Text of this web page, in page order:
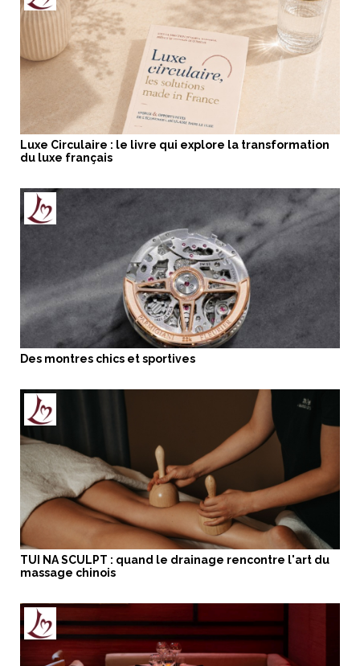
Luxe Circulaire : le livre qui explore la transformation
du luxe français
Des montres chics et sportives
TUI NA SCULPT : quand le drainage rencontre l'art du
massage chinois